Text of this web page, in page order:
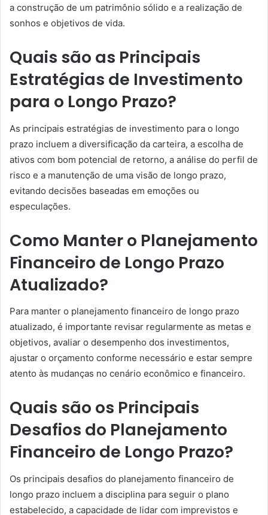
a construção de um patrimônio sólido e a realização de
sonhos e objetivos de vida.
Quais são as Principais
Estratégias de Investimento
para o Longo Prazo?
As principais estratégias de investimento para o longo
prazo incluem a diversificação da carteira, a escolha de
ativos com bom potencial de retorno, a análise do perfil de
risco e a manutenção de uma visão de longo prazo,
evitando decisões baseadas em emoções ou
especulações.
Como Manter o Planejamento
Financeiro de Longo Prazo
Atualizado?
Para manter o planejamento financeiro de longo prazo
atualizado, é importante revisar regularmente as metas e
objetivos, avaliar o desempenho dos investimentos,
ajustar o orçamento conforme necessário e estar sempre
atento às mudanças no cenário econômico e financeiro.
Quais são os Principais
Desafios do Planejamento
Financeiro de Longo Prazo?
Os principais desafios do planejamento financeiro de
longo prazo incluem a disciplina para seguir o plano
estabelecido, a capacidade de lidar com imprevistos e